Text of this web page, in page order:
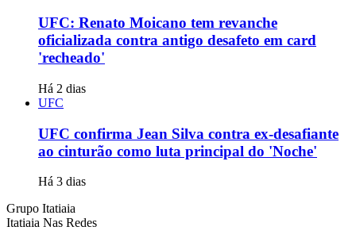
UFC: Renato Moicano tem revanche
oficializada contra antigo desafeto em card
'recheado'
Há 2 dias
UFC
UFC confirma Jean Silva contra ex-desafiante
ao cinturão como luta principal do 'Noche'
Há 3 dias
Grupo Itatiaia
Itatiaia Nas Redes